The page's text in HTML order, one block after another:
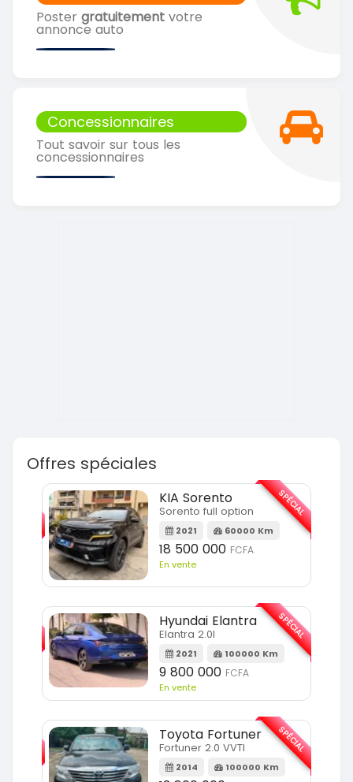
Poster gratuitement votre
annonce auto
Concessionnaires
Tout savoir sur tous les
concessionnaires
Offres spéciales
KIA Sorento
Sorento full option
2021 60000 Km
18 500 000 FCFA
En vente
SPÉCIAL
Hyundai Elantra
Elantra 2.0l
2021 100000 Km
9 800 000 FCFA
En vente
SPÉCIAL
Toyota Fortuner
Fortuner 2.0 VVTI
2014 100000 Km
SPÉCIAL